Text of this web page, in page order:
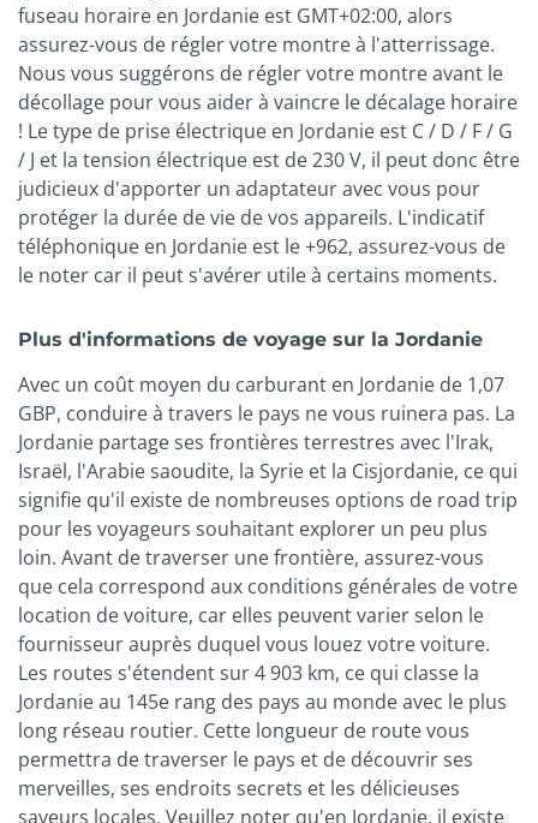
fuseau horaire en Jordanie est GMT+02:00, alors
assurez-vous de régler votre montre à l'atterrissage.
Nous vous suggérons de régler votre montre avant le
décollage pour vous aider à vaincre le décalage horaire
! Le type de prise électrique en Jordanie est C / D / F / G
/ J et la tension électrique est de 230 V, il peut donc être
judicieux d'apporter un adaptateur avec vous pour
protéger la durée de vie de vos appareils. L'indicatif
téléphonique en Jordanie est le +962, assurez-vous de
le noter car il peut s'avérer utile à certains moments.
Plus d'informations de voyage sur la Jordanie
Avec un coût moyen du carburant en Jordanie de 1,07
GBP, conduire à travers le pays ne vous ruinera pas. La
Jordanie partage ses frontières terrestres avec l'Irak,
Israël, l'Arabie saoudite, la Syrie et la Cisjordanie, ce qui
signifie qu'il existe de nombreuses options de road trip
pour les voyageurs souhaitant explorer un peu plus
loin. Avant de traverser une frontière, assurez-vous
que cela correspond aux conditions générales de votre
location de voiture, car elles peuvent varier selon le
fournisseur auprès duquel vous louez votre voiture.
Les routes s'étendent sur 4 903 km, ce qui classe la
Jordanie au 145e rang des pays au monde avec le plus
long réseau routier. Cette longueur de route vous
permettra de traverser le pays et de découvrir ses
merveilles, ses endroits secrets et les délicieuses
saveurs locales. Veuillez noter qu'en Jordanie, il existe